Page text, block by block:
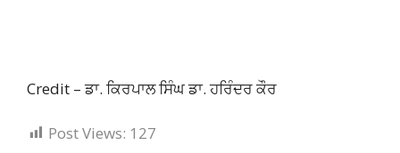
Credit – ਡਾ. ਕਿਰਪਾਲ ਸਿੰਘ ਡਾ. ਹਰਿੰਦਰ ਕੌਰ
Post Views: 127